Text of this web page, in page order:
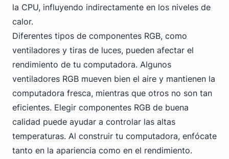
la CPU, influyendo indirectamente en los niveles de
calor.
Diferentes tipos de componentes RGB, como
ventiladores y tiras de luces, pueden afectar el
rendimiento de tu computadora. Algunos
ventiladores RGB mueven bien el aire y mantienen la
computadora fresca, mientras que otros no son tan
eficientes. Elegir componentes RGB de buena
calidad puede ayudar a controlar las altas
temperaturas. Al construir tu computadora, enfócate
tanto en la apariencia como en el rendimiento.